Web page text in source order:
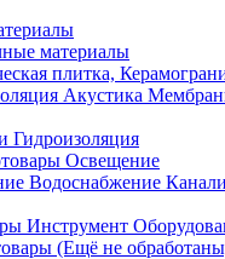
материалы
плитка,
Акустика
Гидроизоляция
Освещение
Водоснабжение
Инструмент
(Ещё не